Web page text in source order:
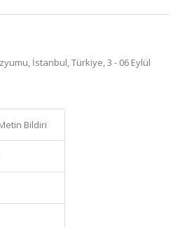
İstanbul, Türkiye, 3 - 06 Eylül
Bildiri